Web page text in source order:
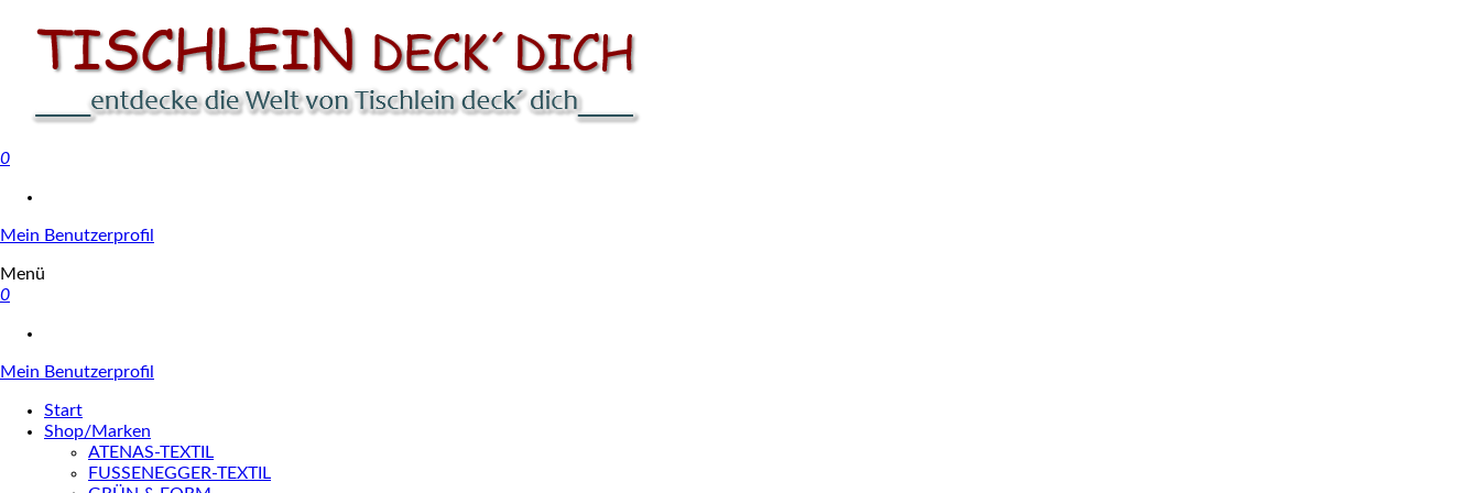
0
Mein Benutzerprofil
Menü
0
Mein Benutzerprofil
Start
Shop/Marken
ATENAS-TEXTIL
FUSSENEGGER-TEXTIL